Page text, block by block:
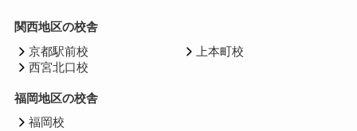
関西地区の校舎
京都駅前校
西宮北口校
上本町校
福岡地区の校舎
福岡校